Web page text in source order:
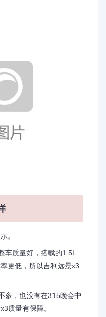
。
质量好，搭载的1.5L
更低，所以吉利远景x3
，也没有在315晚会中
质量有保障。